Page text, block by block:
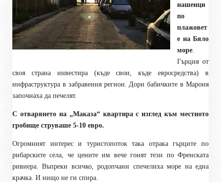
нашенци
по
плажовет
е на Бяло
море
Гърция от
своя страна инвестира (къде свои, къде евросредства) в
инфраструктура в забравения регион. Дори бабичките в Мароня
започнаха да печелят.
С отварянето на „Маказа“ квартира с изглед към местното
гробище струваше 5-10 евро.
Огромният интерес и туристопоток така отрака гърците по
рибарските села, че цените им вече гонят тези по Френската
ривиера. Въпреки всичко, родопчани спечелиха море на една
крачка. И нищо не ги спира.